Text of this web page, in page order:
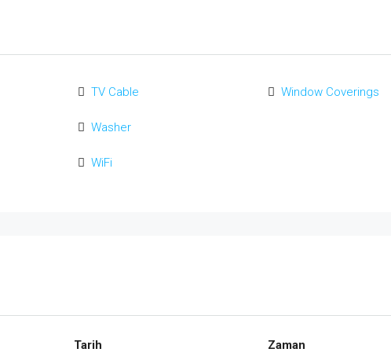
TV Cable
Washer
WiFi
Window Coverings
Tarih Zaman